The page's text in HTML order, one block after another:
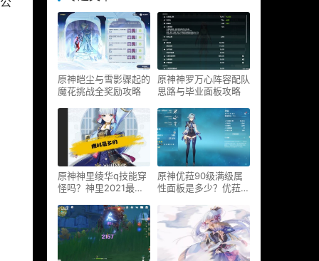
原神皑尘与雪影骤起的
魔花挑战全奖励攻略
原神神罗万心阵容配队
思路与毕业面板攻略
原神神里绫华q技能穿
怪吗？神里2021最新
原神优菈90级满级属
性面板是多少？优菈大